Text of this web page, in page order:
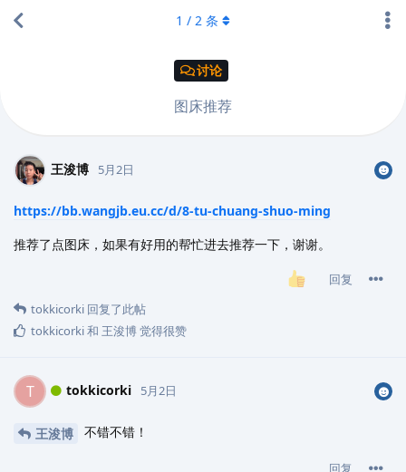
讨论
图床推荐
1 / 2 条
王浚博 5月2日
https://bb.wangjb.eu.cc/d/8-tu-chuang-shuo-ming
推荐了点图床，如果有好用的帮忙进去推荐一下，谢谢。
回复
tokkicorki 回复了此帖
tokkicorki和 王浚博觉得很赞
T tokkicorki 5月2日
王浚博 不错不错！
回复